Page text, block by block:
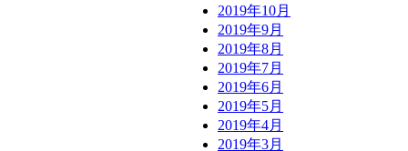
2019年10月
2019年9月
2019年8月
2019年7月
2019年6月
2019年5月
2019年4月
2019年3月